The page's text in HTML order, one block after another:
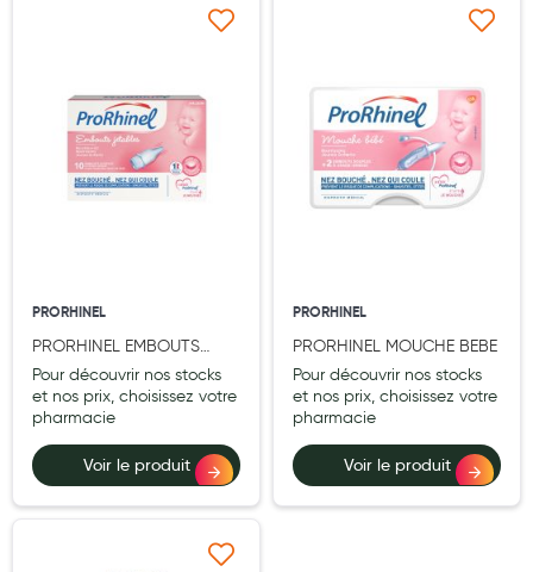
Santé séniors
Anti acariens, anti gale, anti tiques, insectifuges
Autotests
Protections auditives
Lunettes
Piluliers
PRORHINEL
PRORHINEL EMBOUTS
JETABLES SOUPLES X10
Pour découvrir nos stocks
et nos prix, choisissez votre
pharmacie
Voir le produit
Ajouter à ma liste d’envie
PRORHINEL
PRORHINEL MOUCHE BEBE
Pour découvrir nos stocks
et nos prix, choisissez votre
pharmacie
Voir le produit
Ajouter à ma liste